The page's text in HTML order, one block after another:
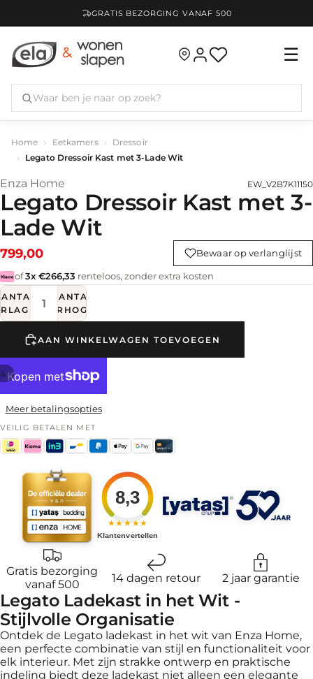
GRATIS BEZORGING VANAF 500
☰
Home Eetkamers
Dressoir
Legato Dressoir Kast met 3-Lade Wit
4
Enza Home EW_V2B7K11150
Legato Dressoir Kast met 3-
Lade Wit
799,00 Bewaar op verlanglijst
of3x €266,33 renteloos, zonder extra kosten
AANTAL
VERHOGEN
AAN WINKELWAGEN TOEVOEGEN
Meer betalingsopties
VEILIG BETALEN MET
8,3
★★★★★
Klantenvertellen
Gratis bezorging
vanaf 500
14 dagen retour 2 jaar garantie
Legato Ladekast in het Wit -
Stijlvolle Organisatie
Ontdek de Legato ladekast in het wit van Enza Home,
een perfecte combinatie van stijl en functionaliteit voor
elk interieur. Met zijn strakke ontwerp en praktische
indeling biedt deze ladekast niet alleen een elegante